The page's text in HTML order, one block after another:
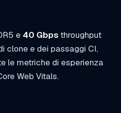
e 40 Gbps throughput
clone e dei passaggi CI,
le metriche di esperienza
Web Vitals.